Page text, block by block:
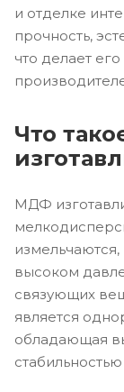
и отделке
прочность,
что делает
Что
МДФ
высоком
связующих
является
обладающая